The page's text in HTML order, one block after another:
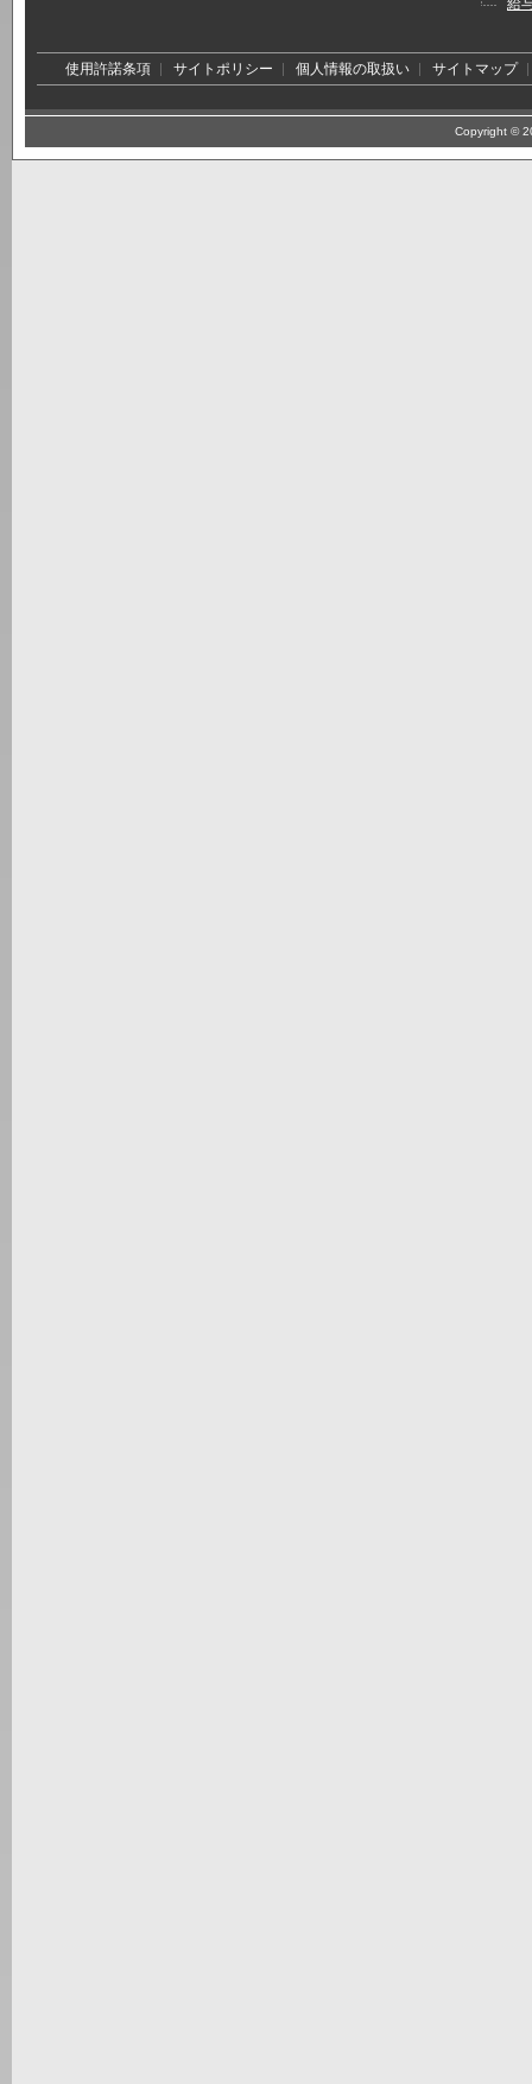
給
使用許諾条項 サイトポリシー 個人情報の取扱い サイトマップ
Copyright ©